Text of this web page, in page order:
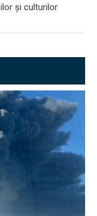
și culturilor